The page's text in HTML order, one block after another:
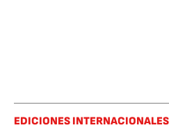
EDICIONES INTERNACIONALES